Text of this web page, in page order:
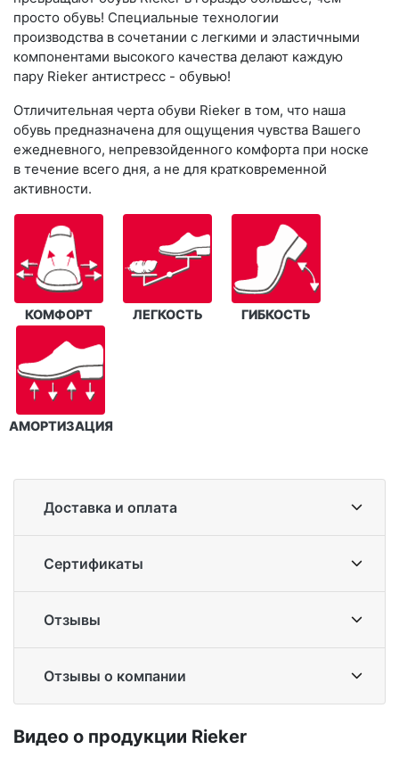
просто обувь! Специальные технологии
производства в сочетании с легкими и эластичными
компонентами высокого качества делают каждую
пару Rieker антистресс - обувью!
Отличительная черта обуви Rieker в том, что наша
обувь предназначена для ощущения чувства Вашего
ежедневного, непревзойденного комфорта при носке
в течение всего дня, а не для кратковременной
активности.
КОМФОРТ ЛЕГКОСТЬ ГИБКОСТЬ
АМОРТИЗАЦИЯ
Доставка и оплата
Сертификаты
Отзывы
Отзывы о компании
Ви­део о про­дук­ции Ri­eker